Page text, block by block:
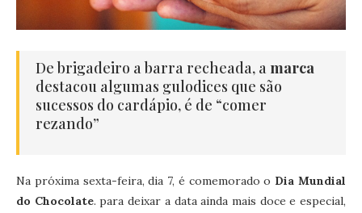
De brigadeiro a barra recheada, a marca
destacou algumas gulodices que são
sucessos do cardápio, é de “comer
rezando”
Na próxima sexta-feira, dia 7, é comemorado o Dia Mundial
do Chocolate. para deixar a data ainda mais doce e especial,